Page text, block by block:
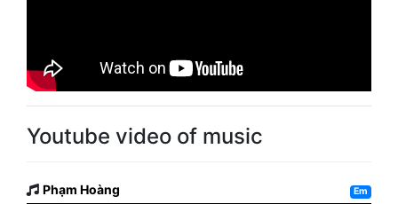
Youtube video of music
Phạm Hoàng Em